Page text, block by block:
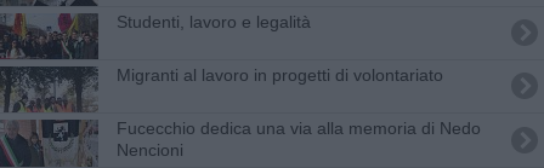
Studenti, lavoro e legalità
Migranti al lavoro in progetti di volontariato
Fucecchio dedica una via alla memoria di Nedo
Nencioni